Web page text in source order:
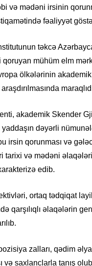
və mədəni irsinin
fəaliyyət
təkcə
qoruyan mühüm elm
ölkələrinin akademik
akademik Skender
dəyərli
irsin qorunması və
tarixi və mədəni
edib.
ortaq tədqiqat
qarşılıqlı əlaqələrin
zalları, qədim
və saxlanclarla tanış